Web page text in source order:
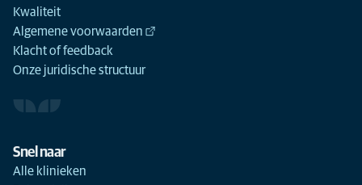
Kwaliteit
Algemene voorwaarden
Klacht of feedback
Onze juridische structuur
Snel naar
Alle klinieken